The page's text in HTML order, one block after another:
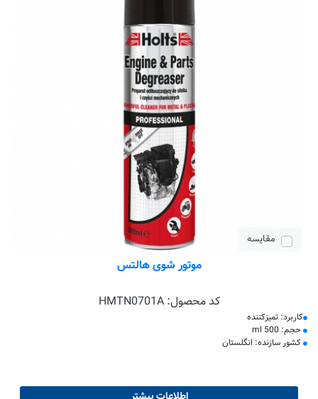
مقایسه
موتور شوی هالتس
کد محصول:HMTN0701A
کاربرد: تمیزکننده
حجم: 500 ml
کشور سازنده: انگلستان